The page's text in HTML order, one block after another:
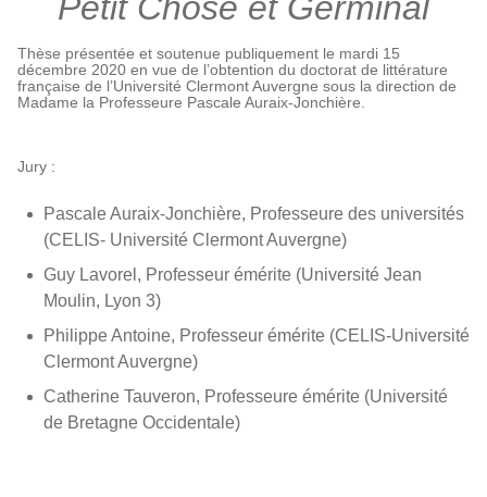
Thèse présentée et soutenue publiquement le mardi 15
décembre 2020 en vue de l’obtention du doctorat de littérature
française de l’Université Clermont Auvergne sous la direction de
Madame la Professeure Pascale Auraix-Jonchière.
Jury :
Pascale Auraix-Jonchière, Professeure des universités
(CELIS- Université Clermont Auvergne)
Guy Lavorel, Professeur émérite (Université Jean
Moulin, Lyon 3)
Philippe Antoine, Professeur émérite (CELIS-Université
Clermont Auvergne)
Catherine Tauveron, Professeure émérite (Université
de Bretagne Occidentale)